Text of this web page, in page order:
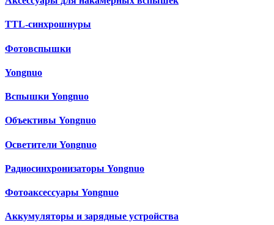
TTL-синхрошнуры
Фотовспышки
Yongnuo
Вспышки Yongnuo
Объективы Yongnuo
Осветители Yongnuo
Радиосинхронизаторы Yongnuo
Фотоаксессуары Yongnuo
Аккумуляторы и зарядные устройства